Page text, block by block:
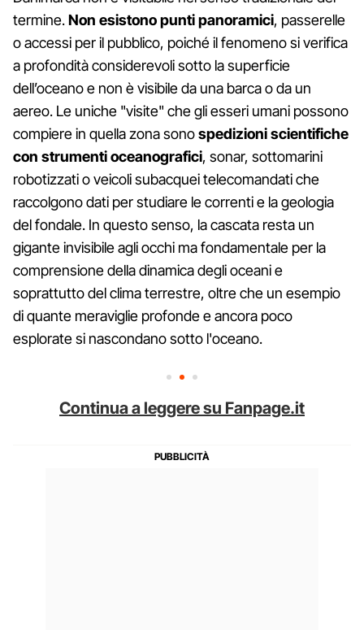
termine.Non esistono punti panoramici, passerelle
o accessi per il pubblico, poiché il fenomeno si verifica
a profondità considerevoli sotto la superficie
dell’oceano e non è visibile da una barca o da un
aereo. Le uniche "visite" che gli esseri umani possono
compiere in quella zona sonospedizioni scientifiche
con strumenti oceanografici, sonar, sottomarini
robotizzati o veicoli subacquei telecomandati che
raccolgono dati per studiare le correnti e la geologia
del fondale. In questo senso, la cascata resta un
gigante invisibile agli occhi ma fondamentale per la
comprensione della dinamica degli oceani e
soprattutto del clima terrestre, oltre che un esempio
di quante meraviglie profonde e ancora poco
esplorate si nascondano sotto l'oceano.
Continua a leggere su Fanpage.it